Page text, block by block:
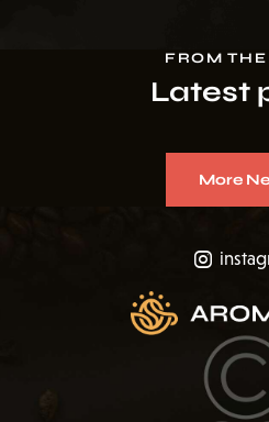
FROM
Latest
More